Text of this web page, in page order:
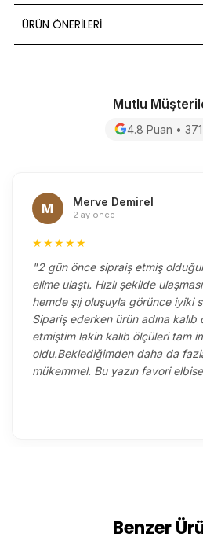
ÜRÜN ÖNERILERI
Mutlu
4.8 Puan •
M Merve Demirel
2 ay önce
★★★★★
"2 gün önce sipraiş etmiş olduğum ürün en
elime ulaştı. Hızlı şekilde
hemde şıj oluşuyla görünce iyiki sipariş etmişim dedirtti.
Sipariş ederken ürün adına
etmiştim lakin kalıb ölçüleri tam
oldu.Beklediğimden daha da
mükemmel. Bu yazın favori
Benzer